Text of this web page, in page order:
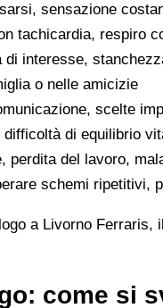
sensazione
tachicardia, respiro
interesse,
o nelle amicizie
scelte
di equilibrio
perdita del lavoro,
schemi ripetitivi,
a Livorno
come si